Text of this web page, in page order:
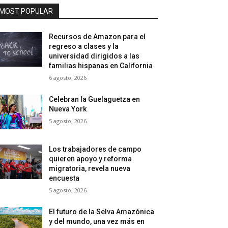
POPULAR
Recursos de Amazon para el
regreso a clases y la
universidad dirigidos a las
familias hispanas en California
6 agosto, 2026
Celebran la Guelaguetza en
Nueva York
5 agosto, 2026
Los trabajadores de campo
quieren apoyo y reforma
migratoria, revela nueva
encuesta
5 agosto, 2026
El futuro de la Selva Amazónica
y del mundo, una vez más en